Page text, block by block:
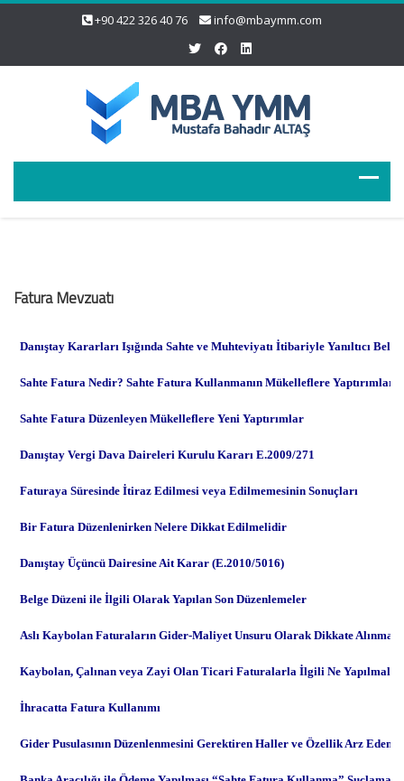
+90 422 326 40 76 info@mbaymm.com
Fatura Mevzuatı